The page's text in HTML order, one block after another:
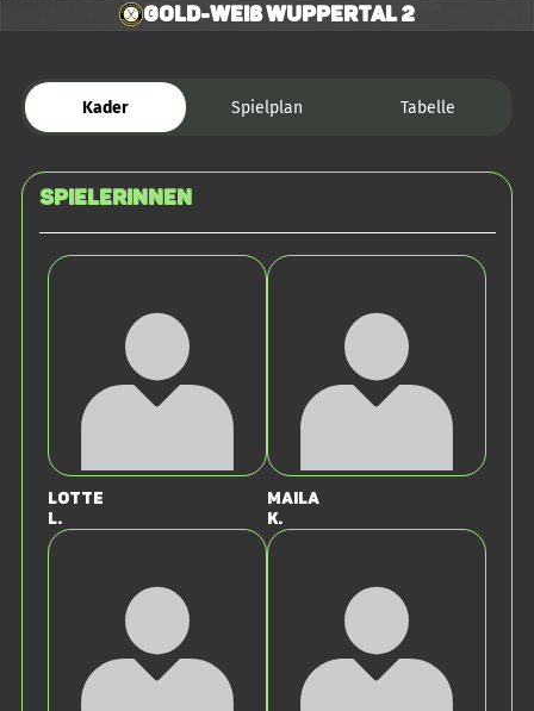
Gold-Weiß Wuppertal 2
Kader Spielplan Tabelle
SPIELERINNEN
Lotte
L.
Maila
K.